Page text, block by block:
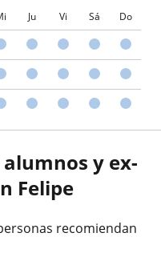
Ju Vi Sá Do
y ex-
Felipe
recomiendan